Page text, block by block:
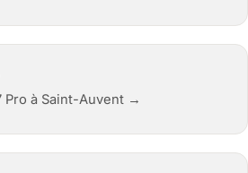
Pro à Saint-Auvent →